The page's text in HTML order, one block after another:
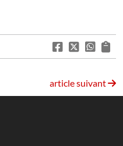
article suivant